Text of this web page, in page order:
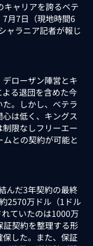
ャリアを誇るベテ
7月7日（現地時間6
ャラニア記者が報じ
ローザン陣営とキ
る退団を含めた今
。しかし、ベテラ
は低く、キングス
限なしフリーエー
との契約が可能と
んだ3年契約の最終
2570万ドル（1ドル
ていたのは1000万
証契約を整理する形
した。また、保証